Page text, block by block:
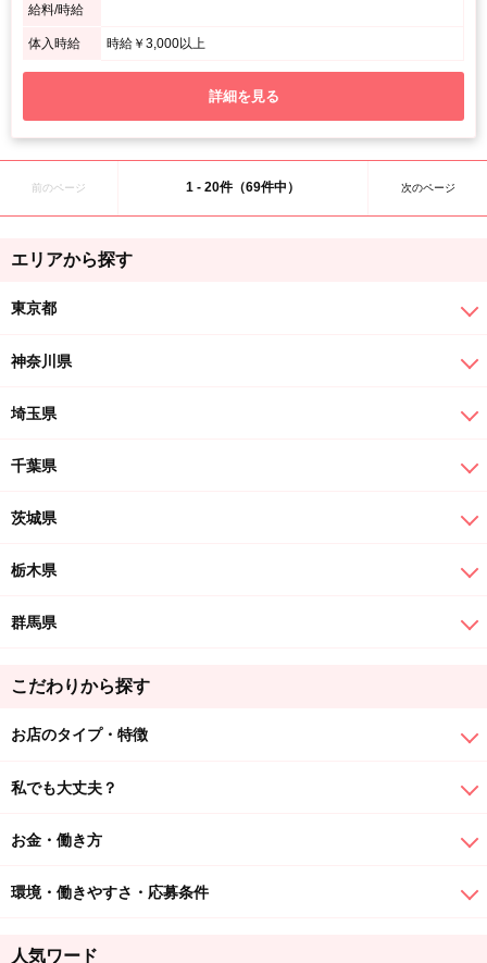
給料/時給
体入時給 時給￥3,000以上
詳細を見る
前のページ 1 - 20件（69件中） 次のページ
エリアから探す
東京都
神奈川県
埼玉県
千葉県
茨城県
栃木県
群馬県
こだわりから探す
お店のタイプ・特徴
私でも大丈夫？
お金・働き方
環境・働きやすさ・応募条件
人気ワード